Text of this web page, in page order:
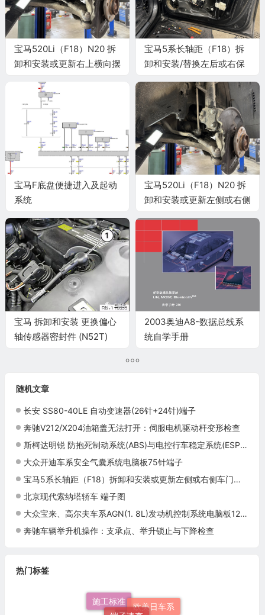
宝马520Li（F18）N20 拆
卸和安装或更新右上横向摆
宝马5系长轴距（F18）拆
卸和安装/替换左后或右保
宝马F底盘便捷进入及起动
系统
宝马520Li（F18）N20 拆
卸和安装或更新左侧或右侧
准
宝马 拆卸和安装 更换偏心
轴传感器密封件 (N52T)
2003奥迪A8-数据总线系
统自学手册
随机文章
长安 SS80-40LE 自动变速器(26针+24针)端子
奔驰V212/X204油箱盖无法打开：伺服电机驱动杆变形检查
斯柯达明锐 防抱死制动系统(ABS)与电控行车稳定系统(ESP) 电路图
大众开迪车系安全气囊系统电脑板75针端子
宝马5系长轴距（F18）拆卸和安装或更新左侧或右侧车门柱饰件施工与复检标准
北京现代索纳塔轿车 端子图
大众宝来、高尔夫车系AGN(1. 8L)发动机控制系统电脑板121针(续)端子
奔驰车辆举升机操作：支承点、举升锁止与下降检查
热门标签
施工标准 欧美日车系
端子速查